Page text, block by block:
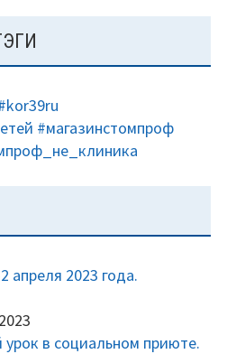
#магазинстомпроф
апреля 2023 года.
урок в социальном приюте.